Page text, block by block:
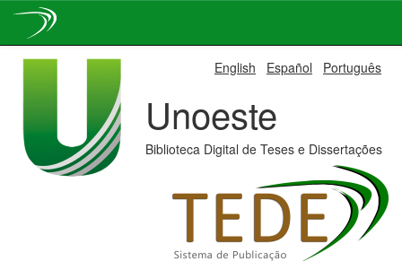
English Español Português
Unoeste
Biblioteca Digital de Teses e Dissertações